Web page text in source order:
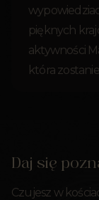
pięknych
aktywności
która
Daj się
Czujesz w